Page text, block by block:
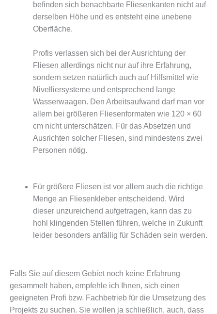
befinden sich benachbarte Fliesenkanten nicht auf
derselben Höhe und es entsteht eine unebene
Oberfläche.
Profis verlassen sich bei der Ausrichtung der
Fliesen allerdings nicht nur auf ihre Erfahrung,
sondern setzen natürlich auch auf Hilfsmittel wie
Nivelliersysteme und entsprechend lange
Wasserwaagen. Den Arbeitsaufwand darf man vor
allem bei größeren Fliesenformaten wie 120 × 60
cm nicht unterschätzen. Für das Absetzen und
Ausrichten solcher Fliesen, sind mindestens zwei
Personen nötig.
Für größere Fliesen ist vor allem auch die richtige
Menge an Fliesenkleber entscheidend. Wird
dieser unzureichend aufgetragen, kann das zu
hohl klingenden Stellen führen, welche in Zukunft
leider besonders anfällig für Schäden sein werden.
Falls Sie auf diesem Gebiet noch keine Erfahrung
gesammelt haben, empfehle ich Ihnen, sich einen
geeigneten Profi bzw. Fachbetrieb für die Umsetzung des
Projekts zu suchen. Sie wollen ja schließlich, auch, dass